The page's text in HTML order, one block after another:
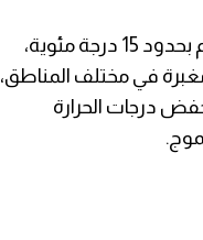
ويوم غدٍ الأحد، يطرأ ارتفاع ملموس على درجات الحرارة لتصبح أعلى من معدلها العام بحدود 15 درجة مئوية،
في مختلف المناطق،
درجات الحرارة